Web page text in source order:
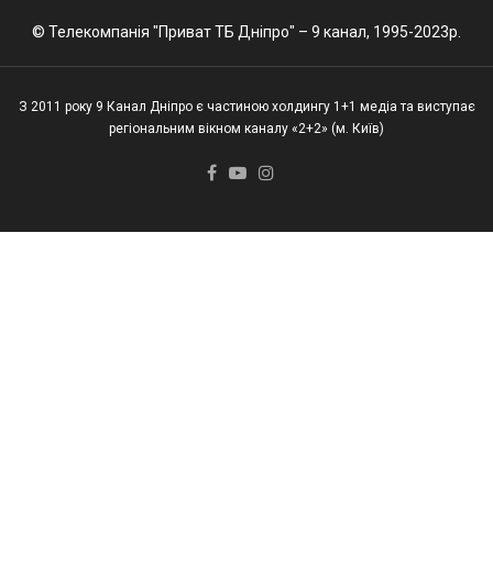
© Телекомпанія "Приват ТБ Дніпро" – 9 канал, 1995-2023р.
З 2011 року 9 Канал Дніпро є частиною холдингу 1+1 медіа та виступає
регіональним вікном каналу «2+2» (м. Київ)